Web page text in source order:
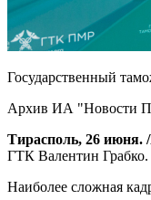
Государственный
Архив ИА "Новости
Тирасполь, 26 июня.
ГТК Валентин Грабко.
Наиболее сложная